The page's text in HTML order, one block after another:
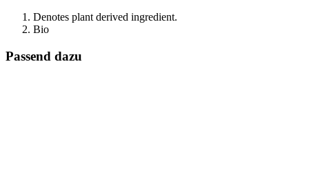
Denotes plant derived ingredient.
Bio
Passend dazu